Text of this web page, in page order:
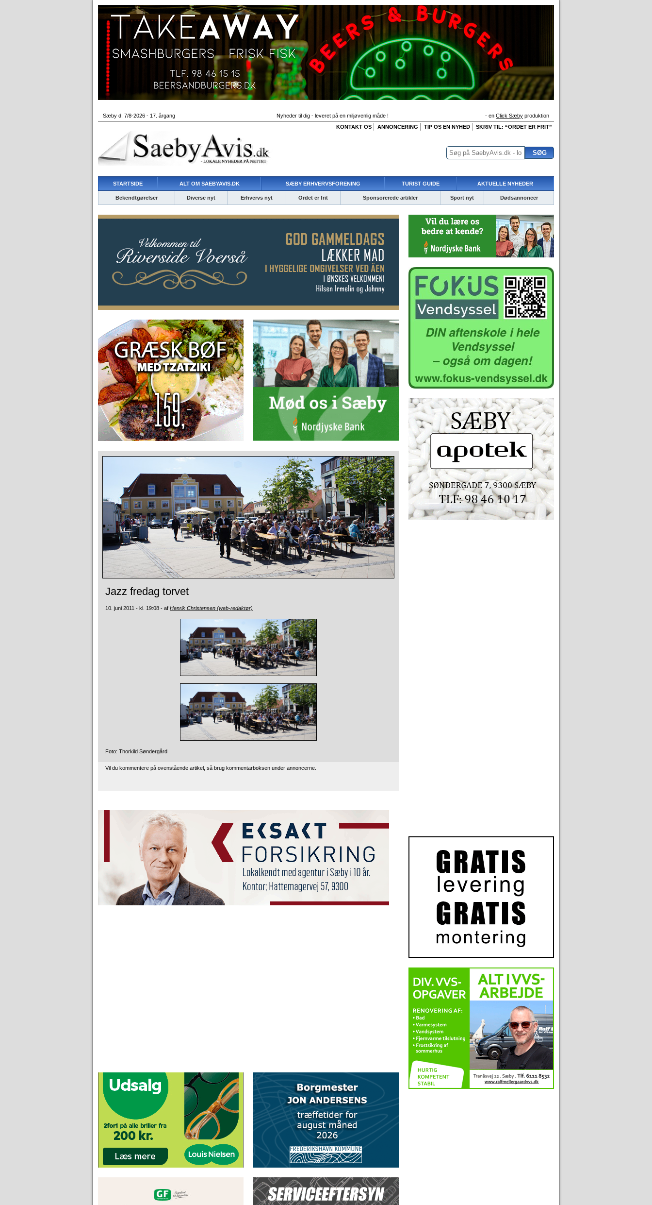
Sæby d. 7/8-2026 - 17. årgang Nyheder til dig - leveret på en miljøvenlig måde ! - en Click Sæby produktion
KONTAKT OS
ANNONCERING TIP OS EN NYHED SKRIV TIL: “ORDET ER FRIT”
STARTSIDE ALT OM SAEBYAVIS.DK SÆBY ERHVERVSFORENING TURIST GUIDE AKTUELLE NYHEDER
Bekendtgørelser Diverse nyt Erhvervs nyt Ordet er frit Sponsorerede artikler Sport nyt Dødsannoncer
Jazz fredag torvet
10. juni 2011 - kl. 19:08 - af Henrik Christensen (web-redaktør)
Foto: Thorkild Søndergård
Vil du kommentere på ovenstående artikel, så brug kommentarboksen under annoncerne.